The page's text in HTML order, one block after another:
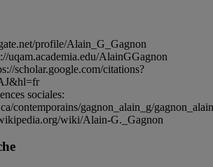
profile/Alain_G_Gagnon
uqam.academia.edu/AlainGGagnon
scholar.google.com/citations?
sociales:
contemporains/gagnon_alain_g/
wiki/Alain-G._Gagnon